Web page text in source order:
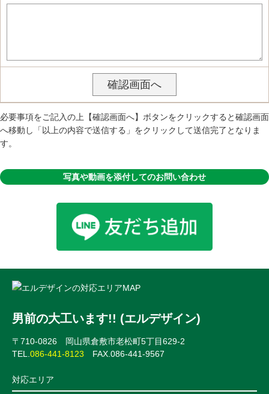
必要事項をご記入の上【確認画面へ】ボタンをクリックすると確認画面
へ移動し「以上の内容で送信する」をクリックして送信完了となりま
す。
写真や動画を添付してのお問い合わせ
男前の大工います!! (エルデザイン)
〒710-0826 岡山県倉敷市老松町5丁目629-2
TEL.086-441-8123 FAX.086-441-9567
対応エリア